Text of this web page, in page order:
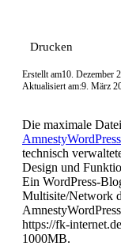
Drucken
Erstellt am10. Dezember
Aktualisiert am:9. März
Die maximale
technisch
Design und
Ein WordPress-
Multisite/Network
https://fk-
1000MB.